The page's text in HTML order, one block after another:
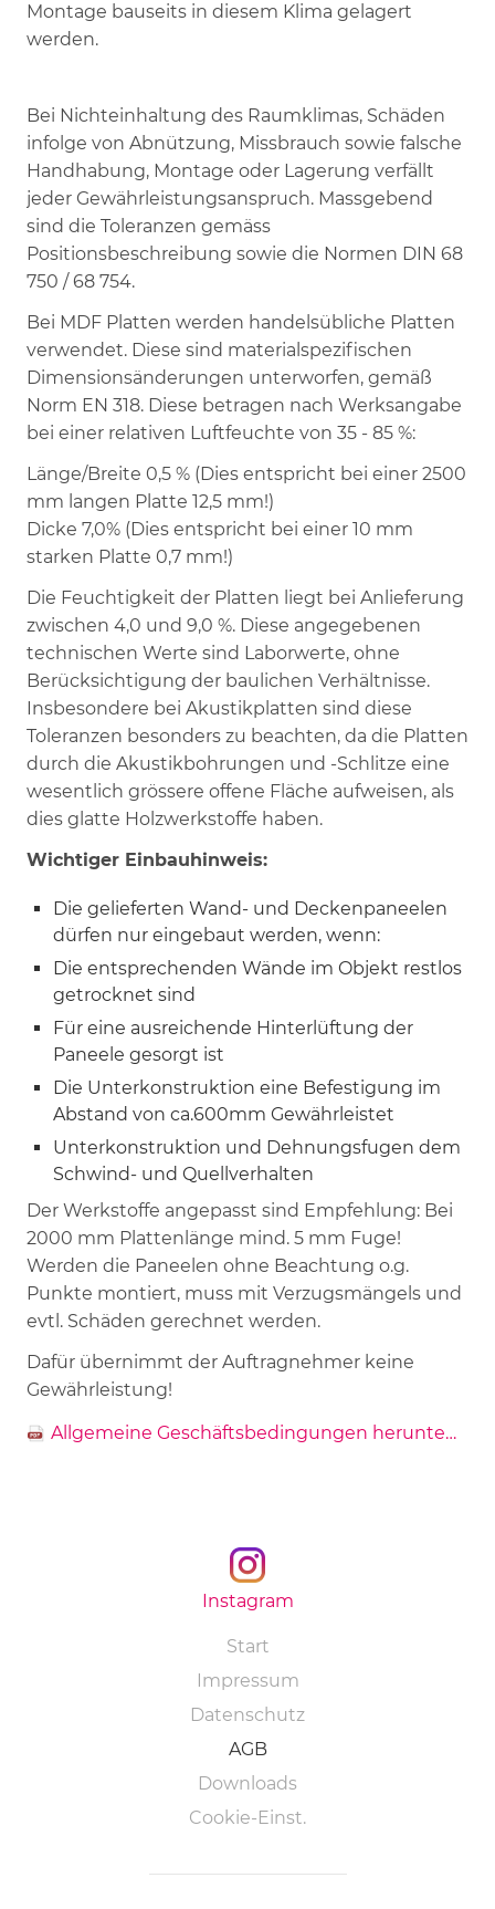
Montage bauseits in diesem Klima gelagert
werden.
Bei Nichteinhaltung des Raumklimas, Schäden
infolge von Abnützung, Missbrauch sowie falsche
Handhabung, Montage oder Lagerung verfällt
jeder Gewährleistungsanspruch. Massgebend
sind die Toleranzen gemäss
Positionsbeschreibung sowie die Normen DIN 68
750 / 68 754.
Bei MDF Platten werden handelsübliche Platten
verwendet. Diese sind materialspezifischen
Dimensionsänderungen unterworfen, gemäß
Norm EN 318. Diese betragen nach Werksangabe
bei einer relativen Luftfeuchte von 35 - 85 %:
Länge/Breite 0,5 % (Dies entspricht bei einer 2500
mm langen Platte 12,5 mm!)
Dicke 7,0% (Dies entspricht bei einer 10 mm
starken Platte 0,7 mm!)
Die Feuchtigkeit der Platten liegt bei Anlieferung
zwischen 4,0 und 9,0 %. Diese angegebenen
technischen Werte sind Laborwerte, ohne
Berücksichtigung der baulichen Verhältnisse.
Insbesondere bei Akustikplatten sind diese
Toleranzen besonders zu beachten, da die Platten
durch die Akustikbohrungen und -Schlitze eine
wesentlich grössere offene Fläche aufweisen, als
dies glatte Holzwerkstoffe haben.
Wichtiger Einbauhinweis:
Die gelieferten Wand- und Deckenpaneelen
dürfen nur eingebaut werden, wenn:
Die entsprechenden Wände im Objekt restlos
getrocknet sind
Für eine ausreichende Hinterlüftung der
Paneele gesorgt ist
Die Unterkonstruktion eine Befestigung im
Abstand von ca.600mm Gewährleistet
Unterkonstruktion und Dehnungsfugen dem
Schwind- und Quellverhalten
Der Werkstoffe angepasst sind Empfehlung: Bei
2000 mm Plattenlänge mind. 5 mm Fuge!
Werden die Paneelen ohne Beachtung o.g.
Punkte montiert, muss mit Verzugsmängels und
evtl. Schäden gerechnet werden.
Dafür übernimmt der Auftragnehmer keine
Gewährleistung!
Allgemeine Geschäftsbedingungen herunterladen
Instagram
Navigation
Start
Impressum
Datenschutz
AGB
Downloads
Cookie-Einst.